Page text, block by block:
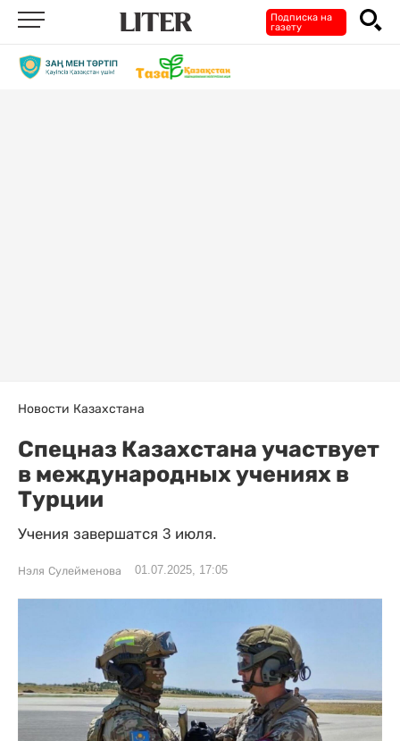
Подписка на
газету
Новости Казахстана
Спецназ Казахстана участвует
в международных учениях в
Турции
Учения завершатся 3 июля.
Нэля Сулейменова 01.07.2025, 17:05